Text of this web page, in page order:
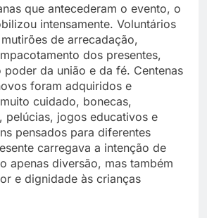
que antecederam o evento, o
intensamente. Voluntários
de arrecadação,
dos presentes,
poder da união e da fé. Centenas
foram adquiridos e
cuidado, bonecas,
pelúcias, jogos educativos e
pensados para diferentes
carregava a intenção de
apenas diversão, mas também
e dignidade às crianças